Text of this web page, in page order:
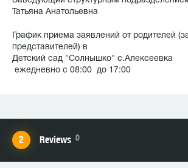
Татьяна Анатольевна
График приема заявлений от родителей
представителей) в
Детский сад "Солнышко" с.Алексеевка
ежедневно с 08:00 до 17:00
Reviews 0